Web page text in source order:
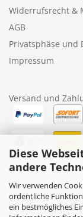
Diese
andere
Wir verwenden
ordentliche
ein bestmögliches
Widerrufsrecht &
AGB
Privatsphäse und
Impressum
Versand und
Kontakt
BambiniWelt24
Rafael Kruczek-